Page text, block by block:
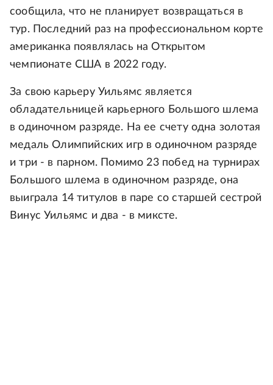
сообщила, что не планирует возвращаться в
тур. Последний раз на профессиональном корте
американка появлялась на Открытом
чемпионате США в 2022 году.
За свою карьеру Уильямс является
обладательницей карьерного Большого шлема
в одиночном разряде. На ее счету одна золотая
медаль Олимпийских игр в одиночном разряде
и три - в парном. Помимо 23 побед на турнирах
Большого шлема в одиночном разряде, она
выиграла 14 титулов в паре со старшей сестрой
Винус Уильямс и два - в миксте.